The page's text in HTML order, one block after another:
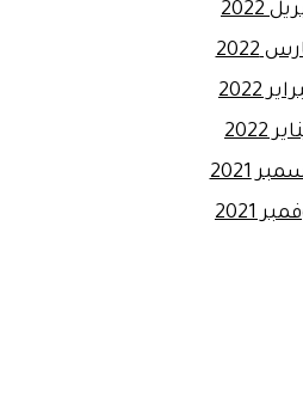
2022
2022
2022
2022
2021
2021